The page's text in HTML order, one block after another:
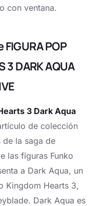
con ventana.
POP
3 DARK AQUA
3 Dark Aqua
de colección
la saga de
las figuras Funko
a Dark Aqua, un
Kingdom Hearts 3,
Dark Aqua es